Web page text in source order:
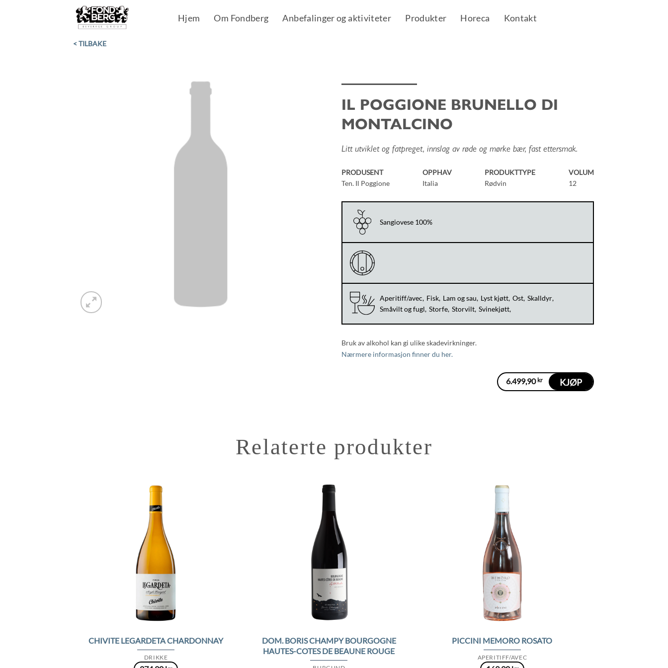
Hjem Om Fondberg Anbefalinger og aktiviteter Produkter Horeca Kontakt
< TILBAKE
IL POGGIONE BRUNELLO DI
MONTALCINO
Litt utviklet og fatpreget, innslag av røde og mørke bær, fast ettersmak.
PRODUSENT
Ten. Il Poggione
OPPHAV
Italia
PRODUKTTYPE
Rødvin
VOLUM
12
Sangiovese 100%
Aperitiff/avec Fisk Lam og sau Lyst kjøtt Ost Skalldyr
Småvilt og fugl Storfe Storvilt Svinekjøtt
Bruk av alkohol kan gi ulike skadevirkninger.
Nærmere informasjon finner du her.
6.499,90 kr KJØP
Relaterte produkter
DRIKKE
CHIVITE LEGARDETA CHARDONNAY
DOM. BORIS CHAMPY BOURGOGNE
HAUTES-COTES DE BEAUNE ROUGE
APERITIFF/AVEC
PICCINI MEMORO ROSATO